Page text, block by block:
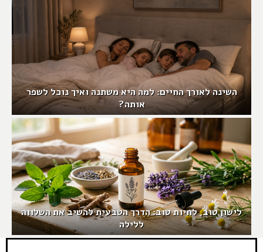
השינה לאורך החיים: למה היא משתנה ואיך נוכל לשפר
אותה?
לישון טוב, לחיות טוב: הדרך הטבעית להשיב את השלווה
ללילה